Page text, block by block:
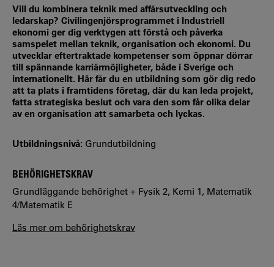
Vill du kombinera teknik med affärsutveckling och
ledarskap? Civilingenjörsprogrammet i Industriell
ekonomi ger dig verktygen att förstå och påverka
samspelet mellan teknik, organisation och ekonomi. Du
utvecklar eftertraktade kompetenser som öppnar dörrar
till spännande karriärmöjligheter, både i Sverige och
internationellt. Här får du en utbildning som gör dig redo
att ta plats i framtidens företag, där du kan leda projekt,
fatta strategiska beslut och vara den som får olika delar
av en organisation att samarbeta och lyckas.
Utbildningsnivå: Grundutbildning
BEHÖRIGHETSKRAV
Grundläggande behörighet + Fysik 2, Kemi 1, Matematik
4/Matematik E
Läs mer om behörighetskrav